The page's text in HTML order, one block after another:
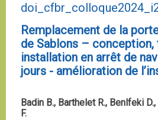
Remplacement de la
de Sablons –
installation en arrêt de
jours - amélioration de
Badin B., Barthelet R., Benlfeki
F.